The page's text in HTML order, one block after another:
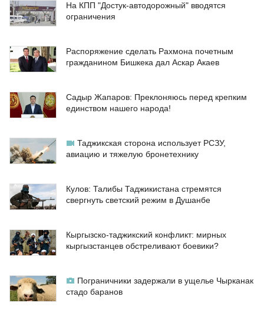
На КПП "Достук-автодорожный" вводятся
ограничения
Распоряжение сделать Рахмона почетным
гражданином Бишкека дал Аскар Акаев
Садыр Жапаров: Преклоняюсь перед крепким
единством нашего народа!
Таджикская сторона использует РСЗУ,
авиацию и тяжелую бронетехнику
Кулов: Талибы Таджикистана стремятся
свергнуть светский режим в Душанбе
Кыргызско-таджикский конфликт: мирных
кыргызстанцев обстреливают боевики?
Пограничники задержали в ущелье Чырканак
стадо баранов